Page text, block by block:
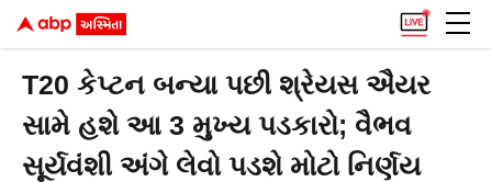
T20 કેપ્ટન બન્યા પછી શ્રેયસ ઐયર
સામે હશે આ 3 મુખ્ય પડકારો; વૈભવ
સૂર્યવંશી અંગે લેવો પડશે મોટો નિર્ણય